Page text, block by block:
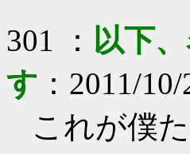
301 ： 以下
す ： 2011/
これが僕